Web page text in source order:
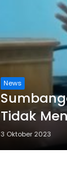
News
Tidak
3 Oktober 2023